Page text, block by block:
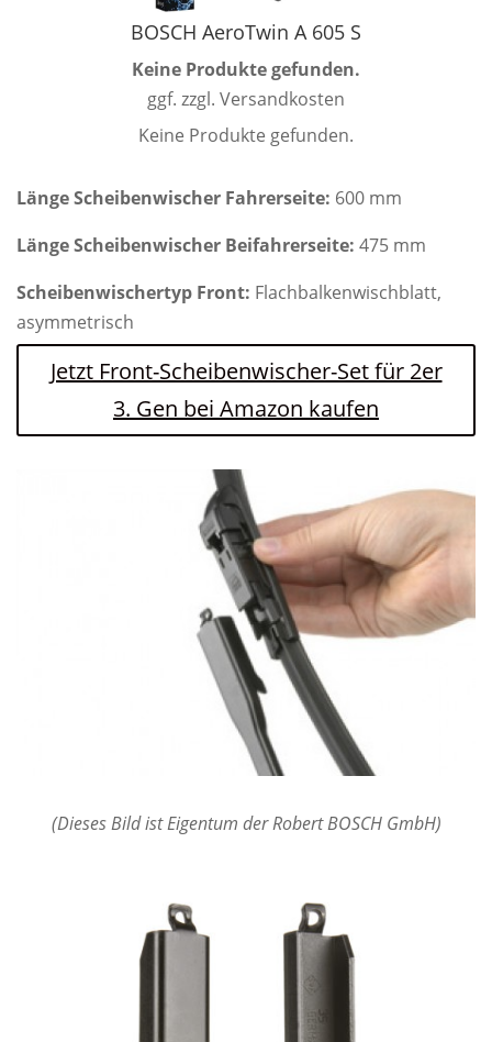
BOSCH AeroTwin A 605 S
Keine Produkte gefunden.
ggf. zzgl. Versandkosten
Keine Produkte gefunden.
Länge Scheibenwischer Fahrerseite: 600 mm
Länge Scheibenwischer Beifahrerseite: 475 mm
Scheibenwischertyp Front: Flachbalkenwischblatt,
asymmetrisch
Jetzt Front-Scheibenwischer-Set für 2er
3. Gen bei Amazon kaufen
(Dieses Bild ist Eigentum der Robert BOSCH GmbH)